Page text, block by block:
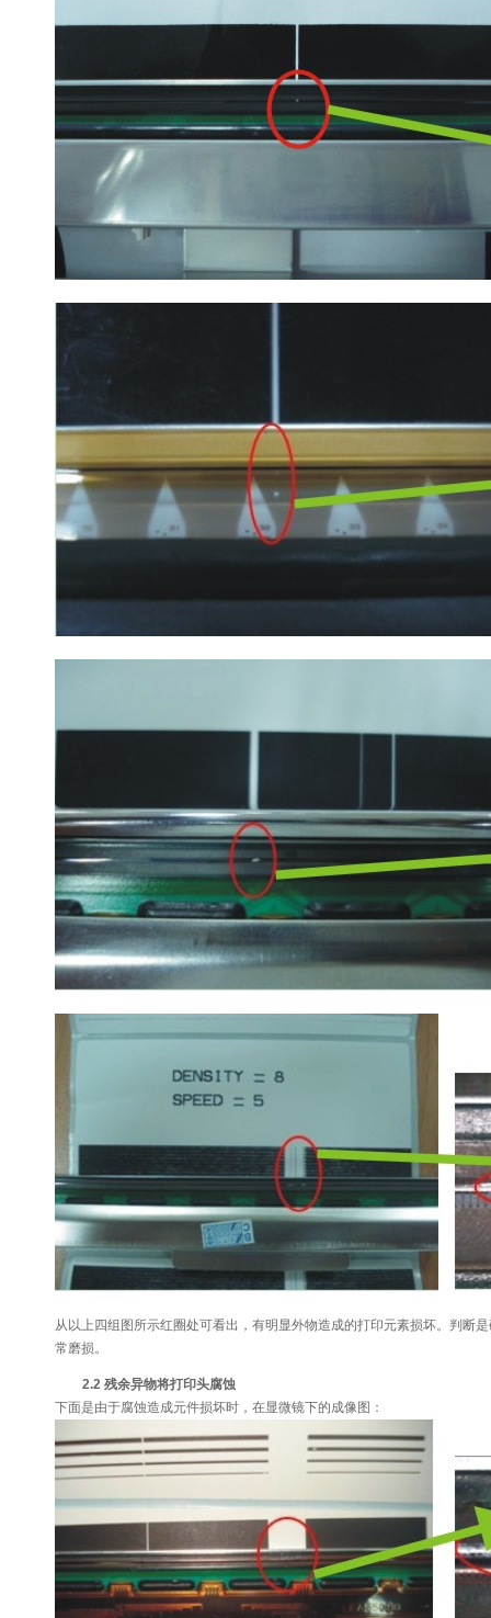
从以上四组图所示红圈处可看出，有明显外物造成的打印元素损坏。判断
常磨损。
2.2 残余异物将打印头腐蚀
下面是由于腐蚀造成元件损坏时，在显微镜下的成像图：